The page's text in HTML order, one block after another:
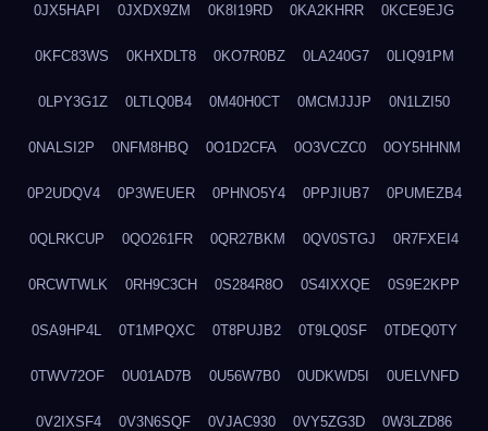
0JX5HAPI 0JXDX9ZM 0K8I19RD 0KA2KHRR 0KCE9EJG
0KFC83WS 0KHXDLT8 0KO7R0BZ 0LA240G7 0LIQ91PM
0LPY3G1Z 0LTLQ0B4 0M40H0CT 0MCMJJJP 0N1LZI50
0NALSI2P 0NFM8HBQ 0O1D2CFA 0O3VCZC0 0OY5HHNM
0P2UDQV4 0P3WEUER 0PHNO5Y4 0PPJIUB7 0PUMEZB4
0QLRKCUP 0QO261FR 0QR27BKM 0QV0STGJ 0R7FXEI4
0RCWTWLK 0RH9C3CH 0S284R8O 0S4IXXQE 0S9E2KPP
0SA9HP4L 0T1MPQXC 0T8PUJB2 0T9LQ0SF 0TDEQ0TY
0TWV72OF 0U01AD7B 0U56W7B0 0UDKWD5I 0UELVNFD
0V2IXSF4 0V3N6SQF 0VJAC930 0VY5ZG3D 0W3LZD86